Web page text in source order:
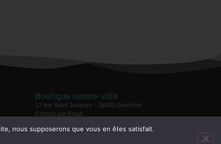
Boutique centre-ville
17 rue Saint Jacques – 38000 Grenoble
Contact par Email
nous supposerons que vous en êtes satisfait.